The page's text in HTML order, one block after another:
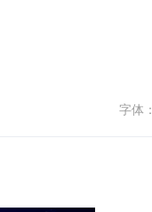
字体：